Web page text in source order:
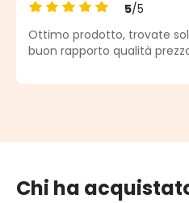
Valutazione media di 5 su
5/5
Ottimo prodotto, trovate
buon rapporto qualità
Chi ha